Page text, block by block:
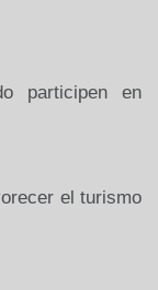
participen en
el turismo